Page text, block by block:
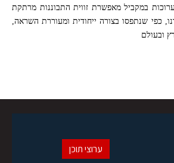
במקביל מאפשרת זווית התבוננות מרתקת
כפי שנתפסו בצורה ייחודית ומעוררת השראה,
ובעולם
ערוצי תוכן